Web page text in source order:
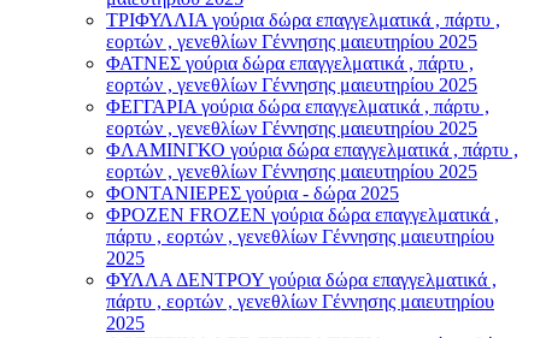
ΤΡΙΦΥΛΛΙΑ γούρια δώρα επαγγελματικά , πάρτυ ,
εορτών , γενεθλίων Γέννησης μαιευτηρίου 2025
ΦΑΤΝΕΣ γούρια δώρα επαγγελματικά , πάρτυ ,
εορτών , γενεθλίων Γέννησης μαιευτηρίου 2025
ΦΕΓΓΑΡΙΑ γούρια δώρα επαγγελματικά , πάρτυ ,
εορτών , γενεθλίων Γέννησης μαιευτηρίου 2025
ΦΛΑΜΙΝΓΚΟ γούρια δώρα επαγγελματικά , πάρτυ ,
εορτών , γενεθλίων Γέννησης μαιευτηρίου 2025
ΦΟΝΤΑΝΙΕΡΕΣ γούρια - δώρα 2025
ΦΡΟΖΕΝ FROZEN γούρια δώρα επαγγελματικά ,
πάρτυ , εορτών , γενεθλίων Γέννησης μαιευτηρίου
2025
ΦΥΛΛΑ ΔΕΝΤΡΟΥ γούρια δώρα επαγγελματικά ,
πάρτυ , εορτών , γενεθλίων Γέννησης μαιευτηρίου
2025